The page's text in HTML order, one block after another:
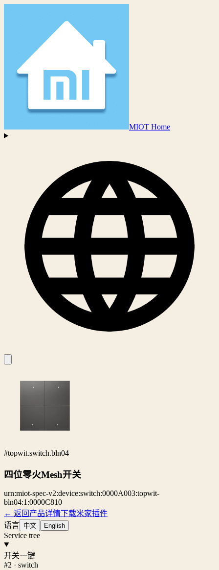
MIOT Home
#topwit.switch.bln04
四位零火Mesh开关
urn:miot-spec-v2:device:switch:0000A003:topwit-
bln04:1:0000C810
← 返回产品详情下载米家插件
语言 中文 English
Service tree
开关一键
#2 · switch